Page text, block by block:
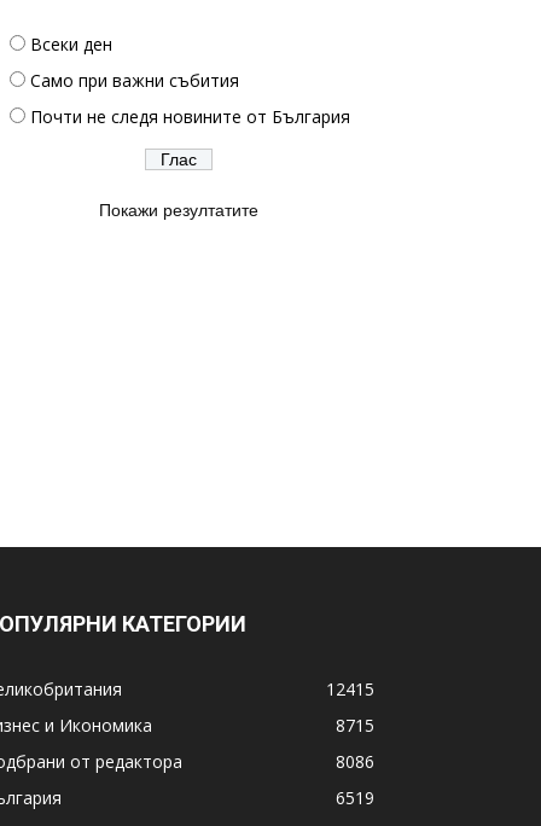
Всеки ден
Само при важни събития
Почти не следя новините от България
Покажи резултатите
КАТЕГОРИИ
12415
и Икономика
8715
от редактора
8086
6519